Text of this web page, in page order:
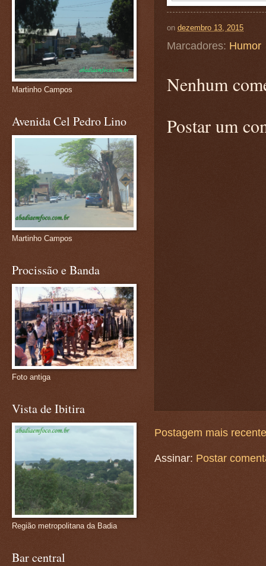
on dezembro 13, 2015
Marcadores: Humor
Nenhum
Postar um
Postagem mais recente
Assinar: Postar
Martinho Campos
Avenida Cel Pedro Lino
Martinho Campos
Procissão e Banda
Foto antiga
Vista de Ibitira
Região metropolitana da Badia
Bar central